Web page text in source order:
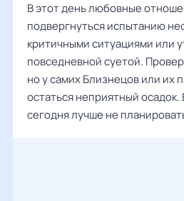
В этот день любовные
подвергнуться испытанию
критичными ситуациями или
повседневной суетой.
но у самих Близнецов или их
остаться неприятный
сегодня лучше не